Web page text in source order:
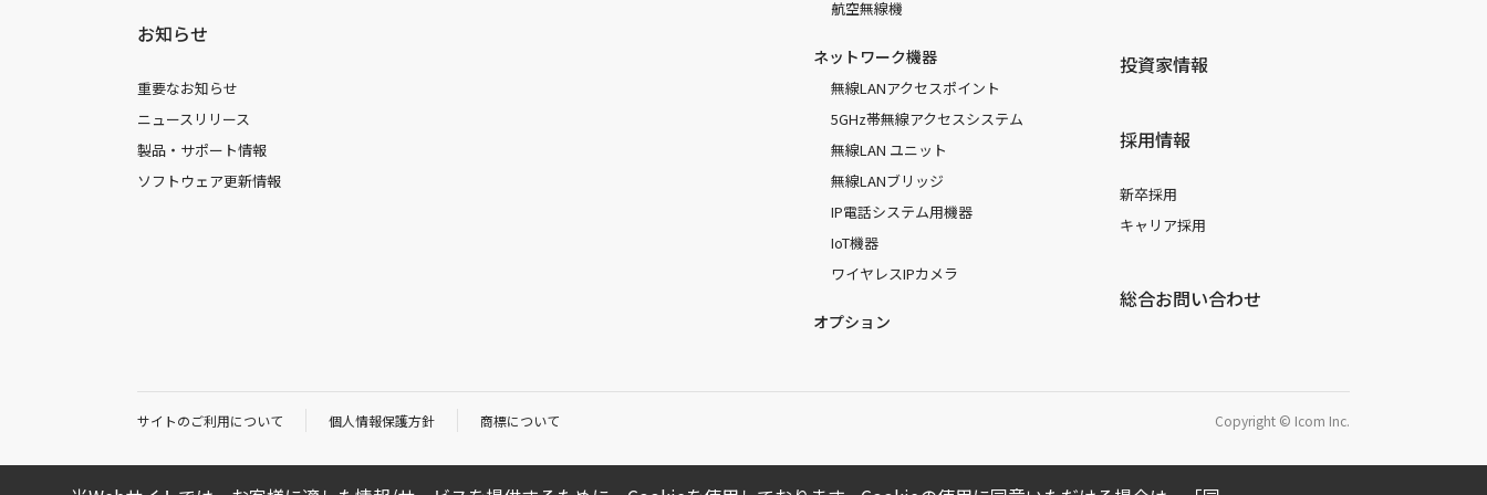
お知らせ
重要なお知らせ
ニュースリリース
製品・サポート情報
ソフトウェア更新情報
航空無線機
ネットワーク機器
無線LANアクセスポイント
5GHz帯無線アクセスシステム
無線LAN ユニット
無線LANブリッジ
IP電話システム用機器
IoT機器
ワイヤレスIPカメラ
オプション
投資家情報
採用情報
新卒採用
キャリア採用
総合お問い合わせ
サイトのご利用について 個人情報保護方針 商標について Copyright © Icom Inc.